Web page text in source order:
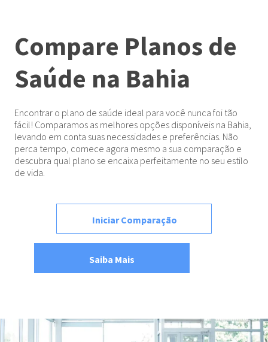
Compare Planos de
Saúde na Bahia
Encontrar o plano de saúde ideal para você nunca foi tão
fácil! Comparamos as melhores opções disponíveis na Bahia,
levando em conta suas necessidades e preferências. Não
perca tempo, comece agora mesmo a sua comparação e
descubra qual plano se encaixa perfeitamente no seu estilo
de vida.
Iniciar Comparação
Saiba Mais